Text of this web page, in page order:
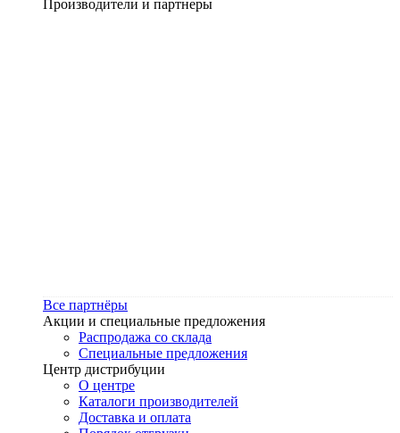
Производители и партнеры
Все партнёры
Акции и специальные предложения
Распродажа со склада
Специальные предложения
Центр дистрибуции
О центре
Каталоги производителей
Доставка и оплата